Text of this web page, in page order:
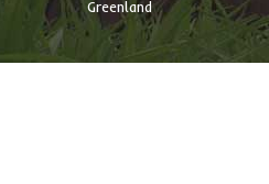
Greenland